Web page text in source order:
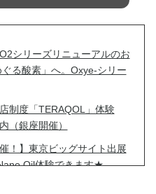
シリーズリニューアルのお
る酸素」へ。Oxye-シリー
制度「TERAQOL」体験
（銀座開催）
！】東京ビッグサイト出展
Oil体験できます★